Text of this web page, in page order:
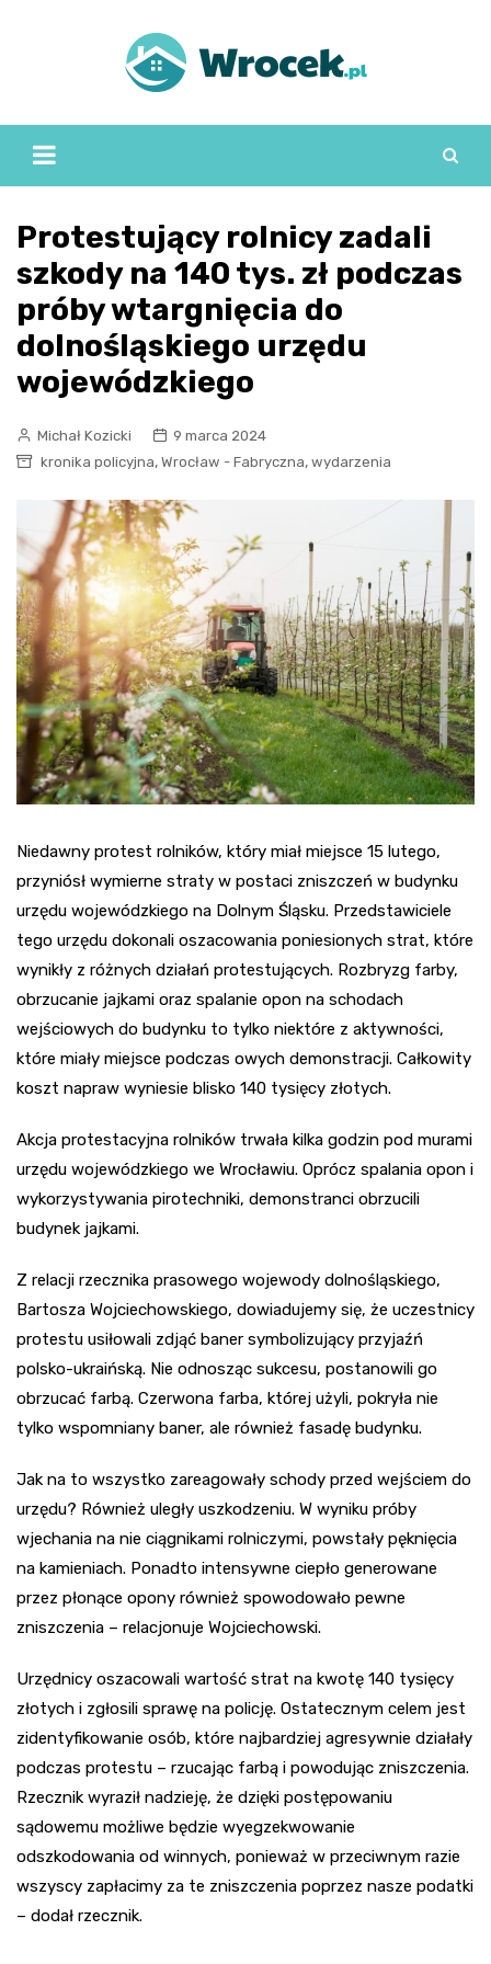
Protestujący rolnicy zadali
szkody na 140 tys. zł podczas
próby wtargnięcia do
dolnośląskiego urzędu
wojewódzkiego
Michał Kozicki
9 marca 2024
kronika policyjna, Wrocław - Fabryczna, wydarzenia
Niedawny protest rolników, który miał miejsce 15 lutego,
przyniósł wymierne straty w postaci zniszczeń w budynku
urzędu wojewódzkiego na Dolnym Śląsku. Przedstawiciele
tego urzędu dokonali oszacowania poniesionych strat, które
wynikły z różnych działań protestujących. Rozbryzg farby,
obrzucanie jajkami oraz spalanie opon na schodach
wejściowych do budynku to tylko niektóre z aktywności,
które miały miejsce podczas owych demonstracji. Całkowity
koszt napraw wyniesie blisko 140 tysięcy złotych.
Akcja protestacyjna rolników trwała kilka godzin pod murami
urzędu wojewódzkiego we Wrocławiu. Oprócz spalania opon i
wykorzystywania pirotechniki, demonstranci obrzucili
budynek jajkami.
Z relacji rzecznika prasowego wojewody dolnośląskiego,
Bartosza Wojciechowskiego, dowiadujemy się, że uczestnicy
protestu usiłowali zdjąć baner symbolizujący przyjaźń
polsko-ukraińską. Nie odnosząc sukcesu, postanowili go
obrzucać farbą. Czerwona farba, której użyli, pokryła nie
tylko wspomniany baner, ale również fasadę budynku.
Jak na to wszystko zareagowały schody przed wejściem do
urzędu? Również uległy uszkodzeniu. W wyniku próby
wjechania na nie ciągnikami rolniczymi, powstały pęknięcia
na kamieniach. Ponadto intensywne ciepło generowane
przez płonące opony również spowodowało pewne
zniszczenia – relacjonuje Wojciechowski.
Urzędnicy oszacowali wartość strat na kwotę 140 tysięcy
złotych i zgłosili sprawę na policję. Ostatecznym celem jest
zidentyfikowanie osób, które najbardziej agresywnie działały
podczas protestu – rzucając farbą i powodując zniszczenia.
Rzecznik wyraził nadzieję, że dzięki postępowaniu
sądowemu możliwe będzie wyegzekwowanie
odszkodowania od winnych, ponieważ w przeciwnym razie
wszyscy zapłacimy za te zniszczenia poprzez nasze podatki
– dodał rzecznik.